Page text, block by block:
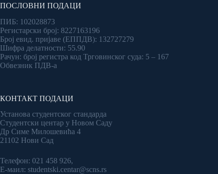
ПОСЛОВНИ ПОДАЦИ
ПИБ: 102028873
Регистарски број: 8227163196
Број евид. пријаве (ЕППДВ): 132727279
Шифра делатности: 55.90
Рачун: број регистра код Трговинског суда: 5 – 167
Обвезник ПДВ-а
КОНТАКТ ПОДАЦИ
Установа студентског стандарда
Студентски центар у Новом Саду
Др Симе Милошевића 4
21102 Нови Сад
Телефон: 021 458 926,
Е-маил: studentski.centar@scns.rs